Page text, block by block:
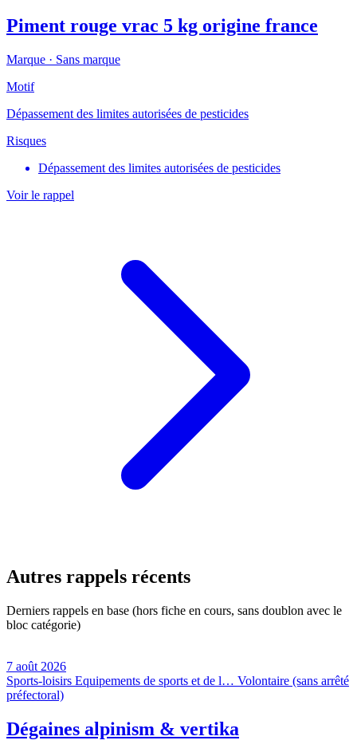
Piment rouge vrac 5 kg origine france
Marque · Sans marque
Motif
Dépassement des limites autorisées de pesticides
Risques
Dépassement des limites autorisées de pesticides
Voir le rappel
Autres rappels récents
Derniers rappels en base (hors fiche en cours, sans doublon avec le
bloc catégorie)
7 août 2026
Sports-loisirs Equipements de sports et de l… Volontaire (sans arrêté
préfectoral)
Dégaines alpinism & vertika